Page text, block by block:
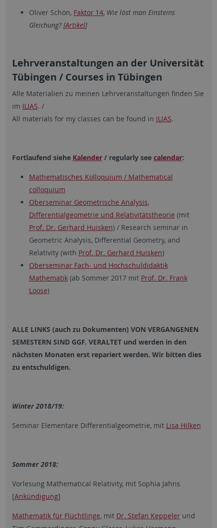
Oliver Schön, Faktor 14, Wie löst man Einsteins
Gleichung? [Artikel]
Lehrveranstaltungen an der Universität
Tübingen / Courses in Tübingen
Alle Materialien zu meinen Lehrveranstaltungen finden Sie
im ILIAS. /
All materials for my classes can be found in ILIAS.
Fortlaufend siehe Kalender/ regularly see calendar:
Mathematisches Kolloquium / Mathematical
colloquium
Oberseminar Geometrische Analysis,
Differentialgeometrie und Relativitätstheorie (mit
Prof. Dr. Gerhard Huisken) / Research seminar in
Geometric Analysis, Differential Geometry, and
Relativity (with Prof. Dr. Gerhard Huisken)
Oberseminar Fach- und Hochschuldidaktik
Mathematik(ab Sommer 2017 mit Prof. Dr. Frank
Loose)
ALLE LINKS (auch zu Dokumenten) VON VERGANGENEN
SEMESTERN SIND GGF. VERALTET und werden in den
nächsten Monaten erst repariert werden. Wir bitten dies
zu entschuldigen.
Winter 2018/19:
Seminar Elementare Differentialgeometrie, mit Lisa Hilken
Sommer 2018:
Vorlesung Mathematical Relativity, mit Sophia Jahns
[Ankündigung]
Mathematik für Flüchtlinge, mit Dr. Stefan Keppelerund